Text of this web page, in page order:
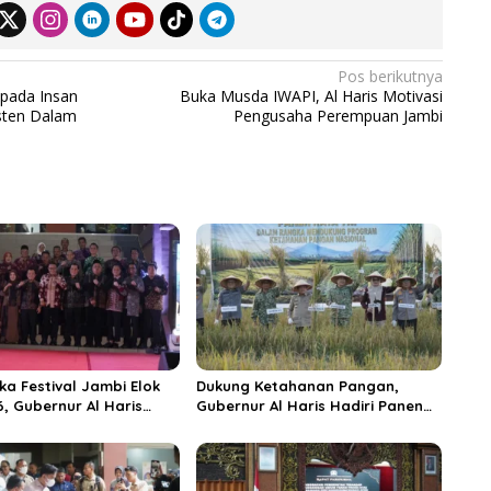
Insan
Dalam
Pos berikutnya
Buka Musda IWAPI, Al Haris Motivasi
Pengusaha Perempuan Jambi
Festival Jambi Elok
Gubernur Al Haris
Wisata Budaya
Dukung Ketahanan Pangan,
Gubernur Al Haris Hadiri Panen
Tanjungjabung Timur